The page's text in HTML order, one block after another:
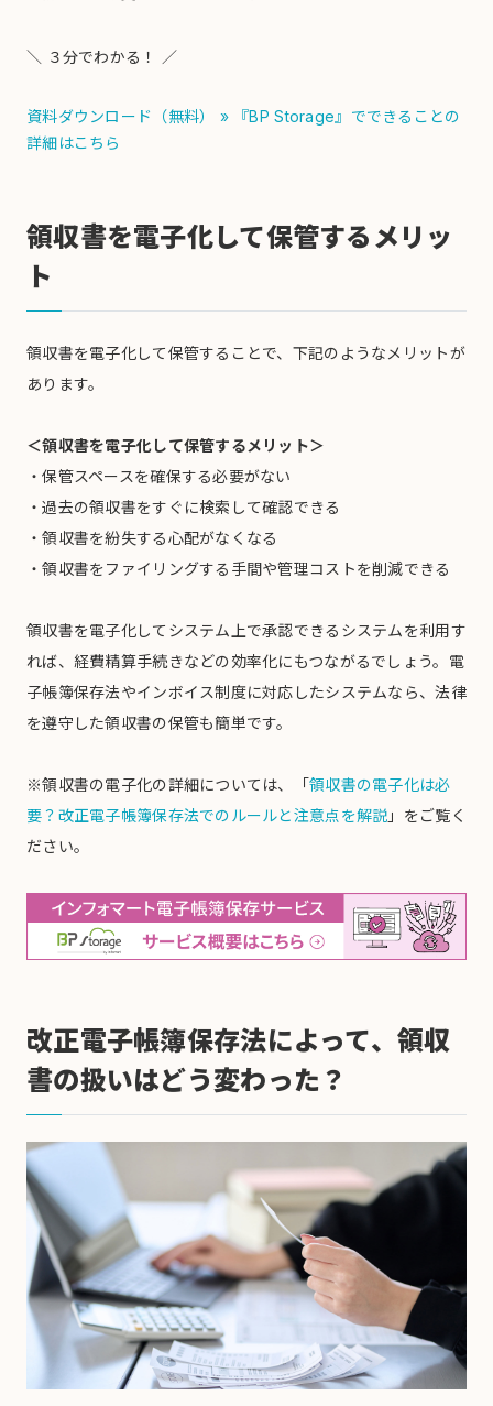
＼ ３分でわかる！ ／
資料ダウンロード（無料）
» 『BP Storage』でできることの
詳細はこちら
領収書を電子化して保管するメリッ
ト
領収書を電子化して保管することで、下記のようなメリットが
あります。
＜領収書を電子化して保管するメリット＞
・保管スペースを確保する必要がない
・過去の領収書をすぐに検索して確認できる
・領収書を紛失する心配がなくなる
・領収書をファイリングする手間や管理コストを削減できる
領収書を電子化してシステム上で承認できるシステムを利用す
れば、経費精算手続きなどの効率化にもつながるでしょう。電
子帳簿保存法やインボイス制度に対応したシステムなら、法律
を遵守した領収書の保管も簡単です。
※領収書の電子化の詳細については、「領収書の電子化は必
要？改正電子帳簿保存法でのルールと注意点を解説 」をご覧く
ださい。
改正電子帳簿保存法によって、領収
書の扱いはどう変わった？